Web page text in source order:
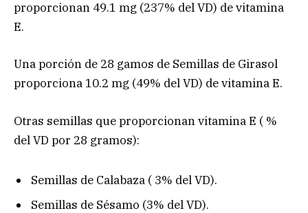
proporcionan 49.1 mg (237% del VD) de vitamina
E.
Una porción de 28 gamos de Semillas de Girasol
proporciona 10.2 mg (49% del VD) de vitamina E.
Otras semillas que proporcionan vitamina E ( %
del VD por 28 gramos):
Semillas de Calabaza ( 3% del VD).
Semillas de Sésamo (3% del VD).